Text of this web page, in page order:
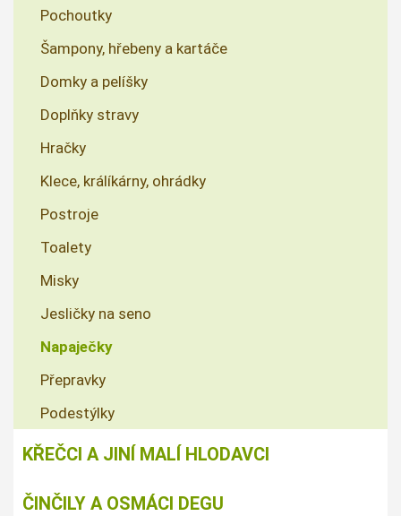
Pochoutky
Šampony, hřebeny a kartáče
Domky a pelíšky
Doplňky stravy
Hračky
Klece, králíkárny, ohrádky
Postroje
Toalety
Misky
Jesličky na seno
Napaječky
Přepravky
Podestýlky
KŘEČCI A JINÍ MALÍ HLODAVCI
ČINČILY A OSMÁCI DEGU